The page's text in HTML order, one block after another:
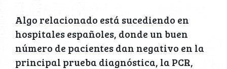
Algo relacionado está sucediendo en
hospitales españoles, donde un buen
número de pacientes dan negativo en la
principal prueba diagnóstica, la PCR,